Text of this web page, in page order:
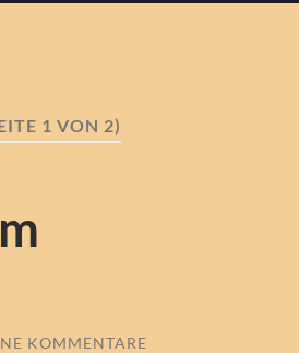
1 VON 2)
KOMMENTARE